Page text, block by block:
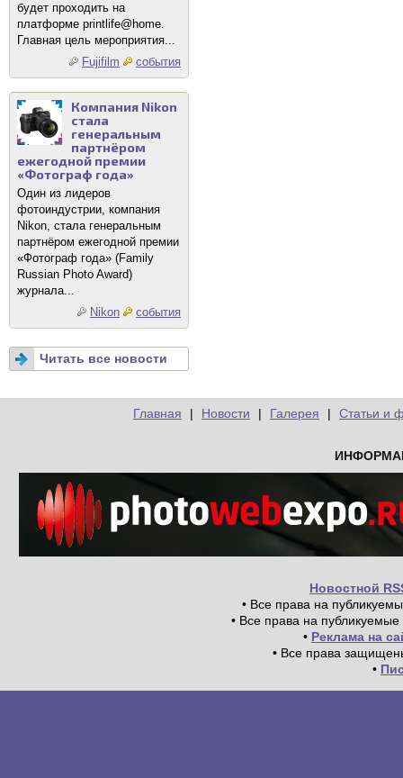
будет проходить на
платформе printlife@home.
Главная цель мероприятия...
Fujifilm
события
Компания Nikon
стала
генеральным
партнёром
ежегодной премии
«Фотограф года»
Один из лидеров
фотоиндустрии, компания
Nikon, стала генеральным
партнёром ежегодной премии
«Фотограф года» (Family
Russian Photo Award)
журнала...
Nikon
события
Читать все новости
Главная | Новости | Галерея | Статьи и
Новостной
• Все права на
• Все права на
• Реклама на
• Все права
•